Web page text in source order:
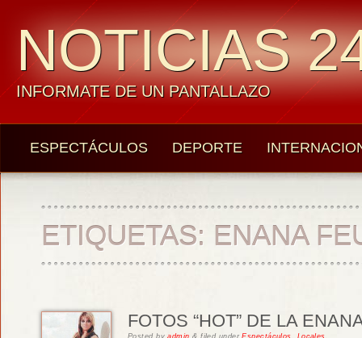
NOTICIAS
INFORMATE DE UN PANTALLAZO
ESPECTÁCULOS DEPORTE
ETIQUETAS: ENANA
FOTOS “HOT” DE LA